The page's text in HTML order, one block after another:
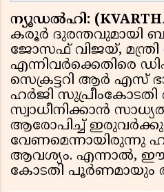
ന്യൂഡൽഹി:
കരൂർ ദുരന്തവുമായി
ജോസഫ് വിജയ്,
എന്നിവർക്കെതിരെ
സെക്രട്ടറി ആർ എസ്
ഹർജി സുപ്രീംകോടതി
സ്വാധീനിക്കാൻ
ആരോപിച്ച്
വേണമെന്നായിരുന്നു
ആവശ്യം. എന്നാൽ,
കോടതി പൂർണമായും